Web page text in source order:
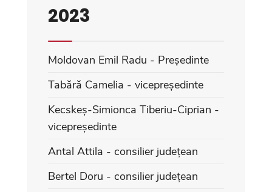
2023
Moldovan Emil Radu - Președinte
Tabără Camelia - vicepreședinte
Kecskeș-Simionca Tiberiu-Ciprian -
vicepreședinte
Antal Attila - consilier județean
Bertel Doru - consilier județean